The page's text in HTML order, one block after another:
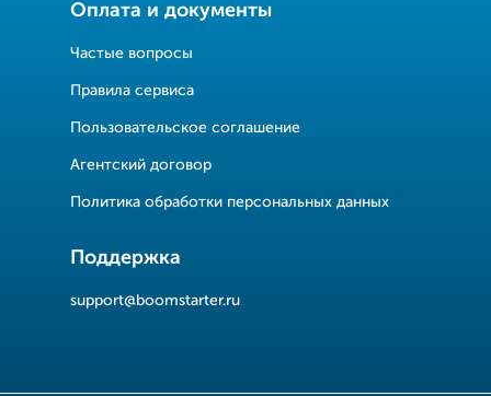
Оплата и документы
Частые вопросы
Правила сервиса
Пользовательское соглашение
Агентский договор
Политика обработки персональных данных
Поддержка
support@boomstarter.ru